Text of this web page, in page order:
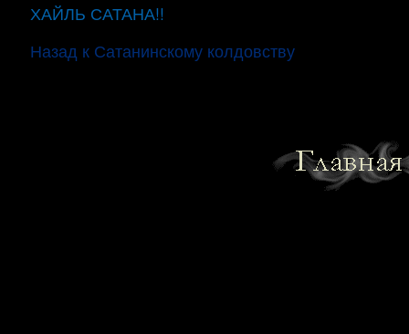
ХАЙЛЬ САТАНА!!
Назад к Сатанинскому колдовству